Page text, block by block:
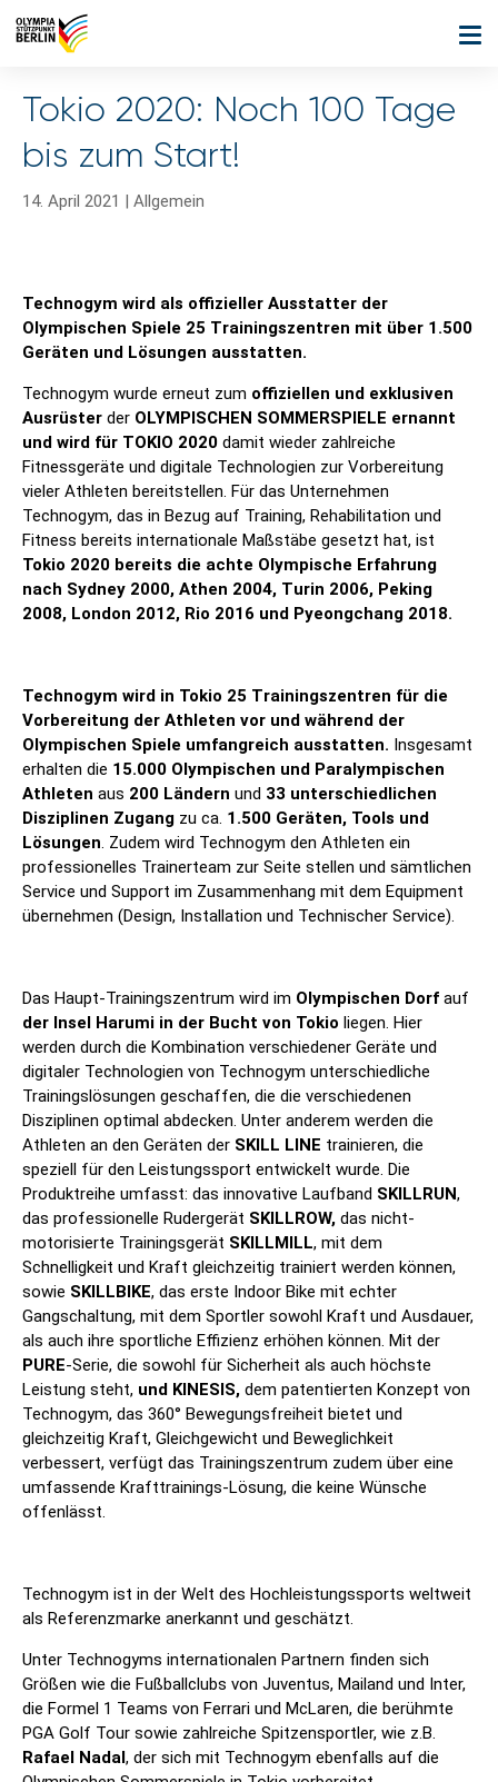
Tokio 2020: Noch 100 Tage
bis zum Start!
14. April 2021 | Allgemein
Technogym wird als offizieller Ausstatter der
Olympischen Spiele 25 Trainingszentren mit über 1.500
Geräten und Lösungen ausstatten.
Technogym wurde erneut zum offiziellen und exklusiven
Ausrüster der OLYMPISCHEN SOMMERSPIELE ernannt
und wird für TOKIO 2020 damit wieder zahlreiche
Fitnessgeräte und digitale Technologien zur Vorbereitung
vieler Athleten bereitstellen. Für das Unternehmen
Technogym, das in Bezug auf Training, Rehabilitation und
Fitness bereits internationale Maßstäbe gesetzt hat, ist
Tokio 2020 bereits die achte Olympische Erfahrung
nach Sydney 2000, Athen 2004, Turin 2006, Peking
2008, London 2012, Rio 2016 und Pyeongchang 2018.
Technogym wird in Tokio 25 Trainingszentren für die
Vorbereitung der Athleten vor und während der
Olympischen Spiele umfangreich ausstatten. Insgesamt
erhalten die 15.000 Olympischen und Paralympischen
Athleten aus 200 Ländern und 33 unterschiedlichen
Disziplinen Zugang zu ca. 1.500 Geräten, Tools und
Lösungen. Zudem wird Technogym den Athleten ein
professionelles Trainerteam zur Seite stellen und sämtlichen
Service und Support im Zusammenhang mit dem Equipment
übernehmen (Design, Installation und Technischer Service).
Das Haupt-Trainingszentrum wird im Olympischen Dorf auf
der Insel Harumi in der Bucht von Tokio liegen. Hier
werden durch die Kombination verschiedener Geräte und
digitaler Technologien von Technogym unterschiedliche
Trainingslösungen geschaffen, die die verschiedenen
Disziplinen optimal abdecken. Unter anderem werden die
Athleten an den Geräten der SKILL LINE trainieren, die
speziell für den Leistungssport entwickelt wurde. Die
Produktreihe umfasst: das innovative Laufband SKILLRUN,
das professionelle Rudergerät SKILLROW, das nicht-
motorisierte Trainingsgerät SKILLMILL, mit dem
Schnelligkeit und Kraft gleichzeitig trainiert werden können,
sowie SKILLBIKE, das erste Indoor Bike mit echter
Gangschaltung, mit dem Sportler sowohl Kraft und Ausdauer,
als auch ihre sportliche Effizienz erhöhen können. Mit der
PURE-Serie, die sowohl für Sicherheit als auch höchste
Leistung steht, und KINESIS, dem patentierten Konzept von
Technogym, das 360° Bewegungsfreiheit bietet und
gleichzeitig Kraft, Gleichgewicht und Beweglichkeit
verbessert, verfügt das Trainingszentrum zudem über eine
umfassende Krafttrainings-Lösung, die keine Wünsche
offenlässt.
Technogym ist in der Welt des Hochleistungssports weltweit
als Referenzmarke anerkannt und geschätzt.
Unter Technogyms internationalen Partnern finden sich
Größen wie die Fußballclubs von Juventus, Mailand und Inter,
die Formel 1 Teams von Ferrari und McLaren, die berühmte
PGA Golf Tour sowie zahlreiche Spitzensportler, wie z.B.
Rafael Nadal, der sich mit Technogym ebenfalls auf die